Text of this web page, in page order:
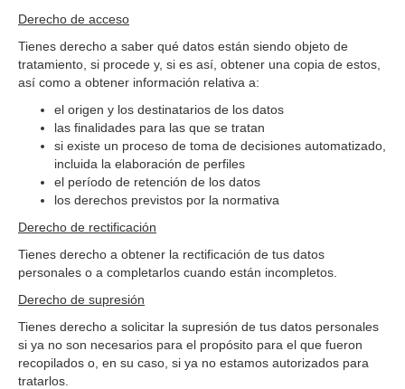
Derecho de acceso
Tienes derecho a saber qué datos están siendo objeto de
tratamiento, si procede y, si es así, obtener una copia de estos,
así como a obtener información relativa a:
el origen y los destinatarios de los datos
las finalidades para las que se tratan
si existe un proceso de toma de decisiones automatizado,
incluida la elaboración de perfiles
el período de retención de los datos
los derechos previstos por la normativa
Derecho de rectificación
Tienes derecho a obtener la rectificación de tus datos
personales o a completarlos cuando están incompletos.
Derecho de supresión
Tienes derecho a solicitar la supresión de tus datos personales
si ya no son necesarios para el propósito para el que fueron
recopilados o, en su caso, si ya no estamos autorizados para
tratarlos.